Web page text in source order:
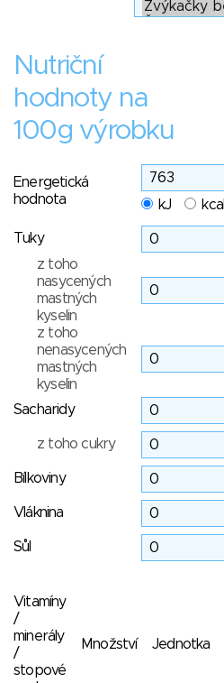
Nutriční
hodnoty na
100g výrobku
Energetická
hodnota
kJ kcal
Tuky
z toho
nasycených
mastných
kyselin
z toho
nenasycených
mastných
kyselin
Sacharidy
z toho cukry
Bílkoviny
Vláknina
Sůl
Vitamíny
/
minerály
/
stopové
Množství Jednotka